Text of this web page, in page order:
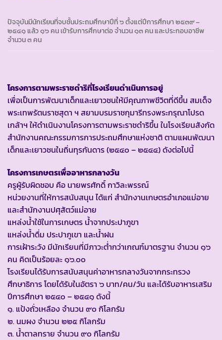
ปัจจุบันมีนักเรียนที่จบชั้นประถมศึกษาปีที่ ๖ ตั้งแต่ปีการศึกษา ๒๕๓๙ –
๒๕๔๑ แล้ว ๑๖ คน เข้ารับการศึกษาต่อ จำนวน ๑๓ คน และประกอบอาชีพ
จำนวน ๓ คน
โครงการตามพระราชดำริที่โรงเรียนดำเนินการอยู่
เพื่อเป็นการพัฒนาเด็กและเยาวชนให้มีคุณภาพชีวิตที่ดีขึ้น สมเด็จ
พระเทพรัตนราชสุดา ฯ สยามบรมราชกุมารีทรงพระกรุณาโปรด
เกล้าฯ ให้ดำเนินงานโครงการตามพระราชดำริขึ้น ในโรงเรียนสังกัด
สำนักงานคณะกรรมการการประถมศึกษาแห่งชาติ ตามแผนพัฒนา
เด็กและเยาวชนในถิ่นทุรกันดาร (๒๕๔๐ – ๒๕๔๔) ดังต่อไปนี้
โครงการเกษตรเพื่ออาหารกลางวัน
ครูผู้รับผิดชอบ คือ นายพรศักดิ์ กาวิละพรรณ์
หน่วยงานที่ให้การสนับสนุน ได้แก่ สำนักงานเกษตรอำเภอแม่อาย
และสำนักงานปศุสัตว์แม่อาย
แหล่งน้ำใช้ในการเกษตร น้ำจากประปาภูขา
แหล่งน้ำดื่ม ประปาภูเขา และน้ำฝน
การเฝ้าระวัง มีนักเรียนที่มีภาวะต่ำกว่าเกณฑ์มาตรฐาน จำนวน ๑๖
คน คิดเป็นร้อยละ ๑๖.๐๐
โรงเรียนได้รับการสนับสนุนค่าอาหารกลางวันจากกระทรวง
ศึกษาธิการ โดยได้รับในอัตรา ๖ บาท/คน/วัน และได้รับอาหารเสริม
ปีการศึกษา ๒๕๔๐ – ๒๕๔๑ ดังนี้
๑. แป้งถั่วเหลือง จำนวน ๙๐ กิโลกรัม
๒. นมผง จำนวน ๒๒๕ กิโลกรัม
๓. น้ำตาลทราย จำนวน ๙๐ กิโลกรัม